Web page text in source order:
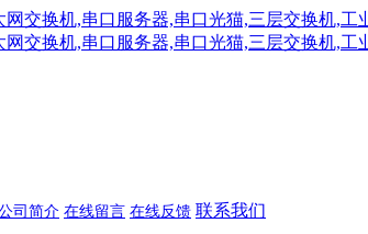
司简介 在线留言 在线反馈 联系我们